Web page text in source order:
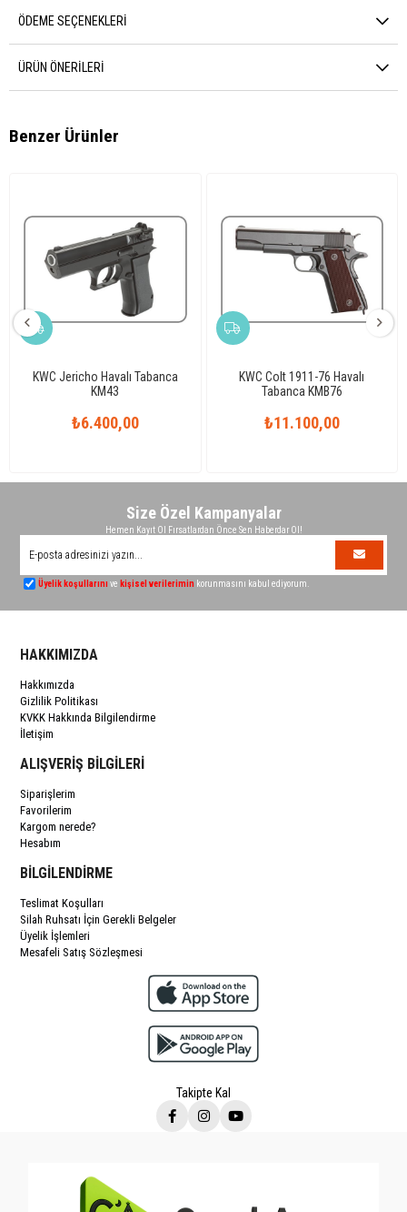
ÖDEME SEÇENEKLERI
ÜRÜN ÖNERILERI
Benzer Ürünler
KWC Jericho Havalı Tabanca
KM43
₺6.400,00
KWC Colt 1911-76 Havalı
Tabanca KMB76
₺11.100,00
Size Özel Kampanyalar
Hemen Kayıt Ol Fırsatlardan Önce Sen Haberdar Ol!
Üyelik koşullarını ve kişisel verilerimin korunmasını kabul ediyorum.
HAKKIMIZDA
Hakkımızda
Gizlilik Politikası
KVKK Hakkında Bilgilendirme
İletişim
ALIŞVERİŞ BİLGİLERİ
Siparişlerim
Favorilerim
Kargom nerede?
Hesabım
BİLGİLENDİRME
Teslimat Koşulları
Silah Ruhsatı İçin Gerekli Belgeler
Üyelik İşlemleri
Mesafeli Satış Sözleşmesi
Takipte Kal